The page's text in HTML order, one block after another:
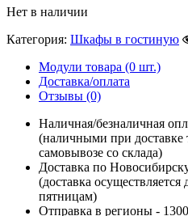
Нет в наличии
Категория: Шкафы в гостиную
Модули товара (0 шт.)
Доставка/оплата
Отзывы (0)
Наличная/безналичная
(наличными при доставке
самовывозе со склада)
Доставка по
(доставка
пятницам)
Отправка в регионы -